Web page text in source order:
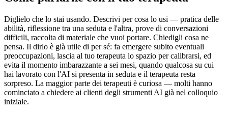
Diglielo che lo stai usando. Descrivi per cosa lo usi — pratica delle
abilità, riflessione tra una seduta e l'altra, prove di conversazioni
difficili, raccolta di materiale che vuoi portare. Chiedigli cosa ne
pensa. Il dirlo è già utile di per sé: fa emergere subito eventuali
preoccupazioni, lascia al tuo terapeuta lo spazio per calibrarsi, ed
evita il momento imbarazzante a sei mesi, quando qualcosa su cui
hai lavorato con l'AI si presenta in seduta e il terapeuta resta
sorpreso. La maggior parte dei terapeuti è curiosa — molti hanno
cominciato a chiedere ai clienti degli strumenti AI già nel colloquio
iniziale.